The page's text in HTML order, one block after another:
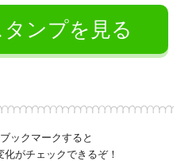
ンプを見る
ックマークすると
がチェックできるぞ！